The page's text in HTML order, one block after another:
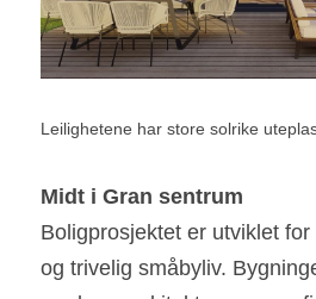
Leilighetene har store solrike
Midt i Gran sentrum
Boligprosjektet er utviklet
og trivelig småbyliv.